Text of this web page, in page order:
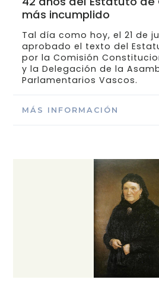
más incumplido
Tal día como hoy, el 21 de
aprobado el texto del
por la Comisión
y la Delegación de la
Parlamentarios Vascos.
MÁS INFORMACIÓN